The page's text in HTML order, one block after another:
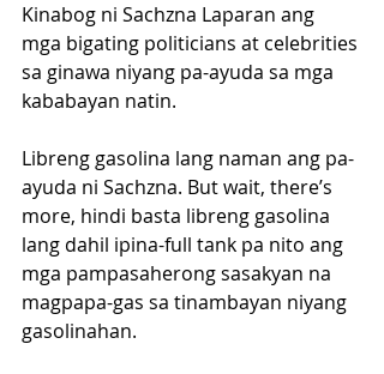
Kinabog ni Sachzna Laparan ang
mga bigating politicians at celebrities
sa ginawa niyang pa-ayuda sa mga
kababayan natin.
Libreng gasolina lang naman ang pa-
ayuda ni Sachzna. But wait, there’s
more, hindi basta libreng gasolina
lang dahil ipina-full tank pa nito ang
mga pampasaherong sasakyan na
magpapa-gas sa tinambayan niyang
gasolinahan.